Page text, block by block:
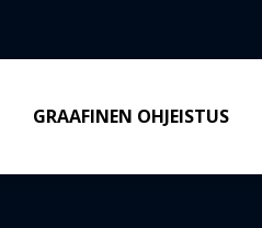
GRAAFINEN OHJEISTUS